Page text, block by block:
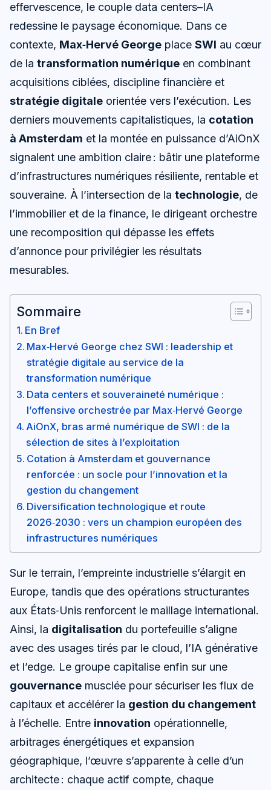
effervescence, le couple data centers–IA
redessine le paysage économique. Dans ce
contexte, Max‑Hervé George place SWI au cœur
de la transformation numérique en combinant
acquisitions ciblées, discipline financière et
stratégie digitale orientée vers l’exécution. Les
derniers mouvements capitalistiques, la cotation
à Amsterdam et la montée en puissance d’AiOnX
signalent une ambition claire : bâtir une plateforme
d’infrastructures numériques résiliente, rentable et
souveraine. À l’intersection de la technologie, de
l’immobilier et de la finance, le dirigeant orchestre
une recomposition qui dépasse les effets
d’annonce pour privilégier les résultats
mesurables.
Sommaire
En Bref
Max‑Hervé George chez SWI : leadership et
stratégie digitale au service de la
transformation numérique
Data centers et souveraineté numérique :
l’offensive orchestrée par Max‑Hervé George
AiOnX, bras armé numérique de SWI : de la
sélection de sites à l’exploitation
Cotation à Amsterdam et gouvernance
renforcée : un socle pour l’innovation et la
gestion du changement
Diversification technologique et route
2026‑2030 : vers un champion européen des
infrastructures numériques
Sur le terrain, l’empreinte industrielle s’élargit en
Europe, tandis que des opérations structurantes
aux États‑Unis renforcent le maillage international.
Ainsi, la digitalisation du portefeuille s’aligne
avec des usages tirés par le cloud, l’IA générative
et l’edge. Le groupe capitalise enfin sur une
gouvernance musclée pour sécuriser les flux de
capitaux et accélérer la gestion du changement
à l’échelle. Entre innovation opérationnelle,
arbitrages énergétiques et expansion
géographique, l’œuvre s’apparente à celle d’un
architecte : chaque actif compte, chaque